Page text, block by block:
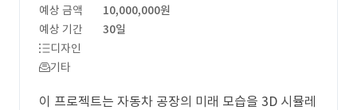
예상 금액
10,000,000원
예상 기간
30일
디자인
기타
이 프로젝트는 자동차 공장의 미래 모습을 3D 시뮬레